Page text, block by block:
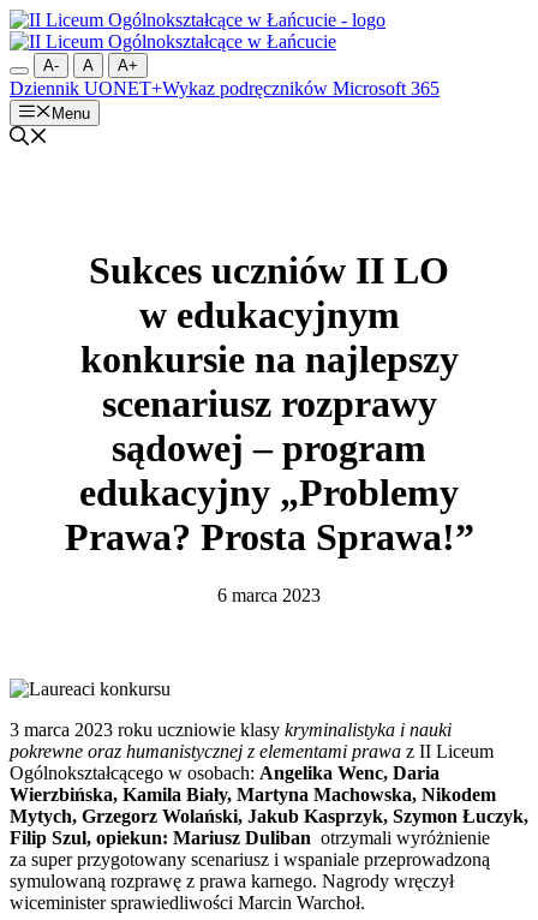
Przejdź
do
treściA- A A+
Dziennik UONET+Wykaz podręczników Microsoft 365
Menu
Sukces uczniów II LO
w edukacyjnym
konkursie na najlepszy
scenariusz rozprawy
sądowej – program
edukacyjny „Problemy
Prawa? Prosta Sprawa!”
6 marca 2023
3 marca 2023 roku uczniowie klasy kryminalistyka i nauki
pokrewne oraz humanistycznej z elementami prawa z II Liceum
Ogólnokształcącego w osobach: Angelika Wenc, Daria
Wierzbińska, Kamila Biały, Martyna Machowska, Nikodem
Mytych, Grzegorz Wolański, Jakub Kasprzyk, Szymon Łuczyk,
Filip Szul, opiekun: Mariusz Duliban otrzymali wyróżnienie
za super przygotowany scenariusz i wspaniale przeprowadzoną
symulowaną rozprawę z prawa karnego. Nagrody wręczył
wiceminister sprawiedliwości Marcin Warchoł.